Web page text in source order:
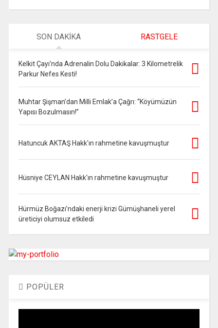
SON DAKİKA RASTGELE
Kelkit Çayı’nda Adrenalin Dolu Dakikalar: 3 Kilometrelik
Parkur Nefes Kesti!
Muhtar Şişman’dan Milli Emlak’a Çağrı: “Köyümüzün
Yapısı Bozulmasın!”
Hatuncuk AKTAŞ Hakk'ın rahmetine kavuşmuştur
Hüsniye CEYLAN Hakk'ın rahmetine kavuşmuştur
Hürmüz Boğazı’ndaki enerji krizi Gümüşhaneli yerel
üreticiyi olumsuz etkiledi
POPÜLER